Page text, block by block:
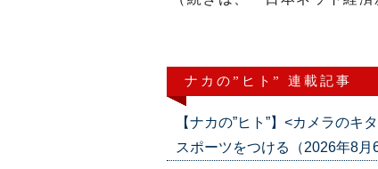
ナカの”ヒト” 連載記事
【ナカの”ヒト”】<カメラの
スポーツをつける（2026年8